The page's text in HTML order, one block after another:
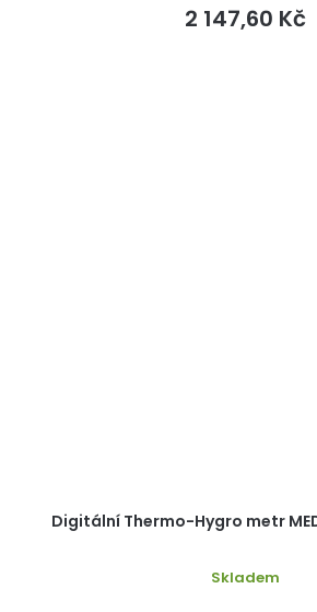
2 147,60 Kč
Digitální Thermo-Hygro metr
Skladem